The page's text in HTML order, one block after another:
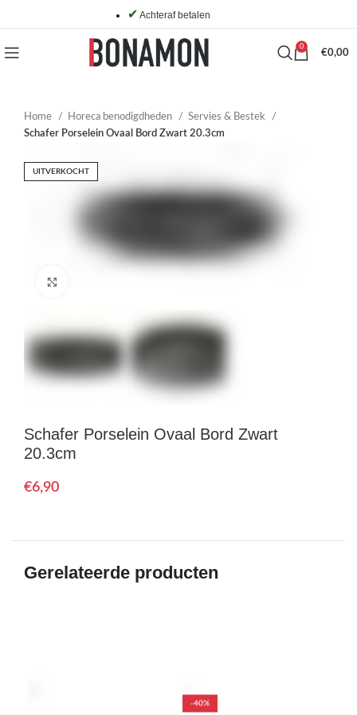
✔ Achteraf betalen
0
€0,00
Home Horeca benodigdheden
Servies & Bestek
Schafer Porselein Ovaal Bord Zwart 20.3cm
UITVERKOCHT
Schafer Porselein Ovaal Bord Zwart
20.3cm
€
Gerelateerde producten
-40%